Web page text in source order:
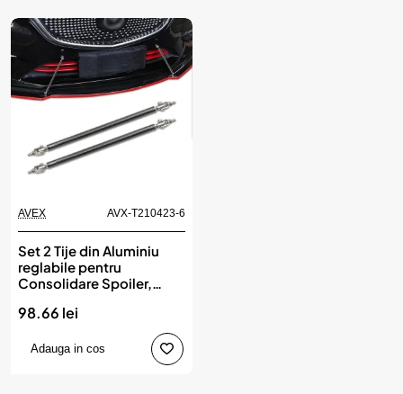
AVEX AVX-T210423-6
Set 2 Tije din Aluminiu
reglabile pentru
Consolidare Spoiler,
CARBON
98.66 lei
Adauga in cos